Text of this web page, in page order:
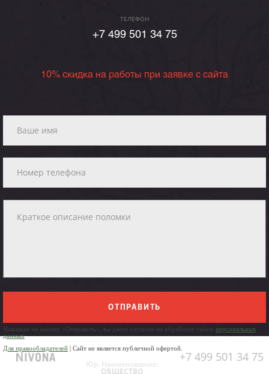
ТЕЛЕФОН
+7 499 501 34 75
10% скидка на работы при заявке с сайта
ОТПРАВИТЬ
Нажимая на кнопку «Отправить», вы даете согласие на обработку своих персональных
данных
Для правообладателей | Сайт не является публичной офертой.
+7 499 501 34 75
Юр. Наименование:
ОБЩЕСТВО